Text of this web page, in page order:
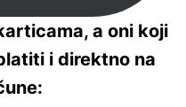
a oni koji
i direktno na